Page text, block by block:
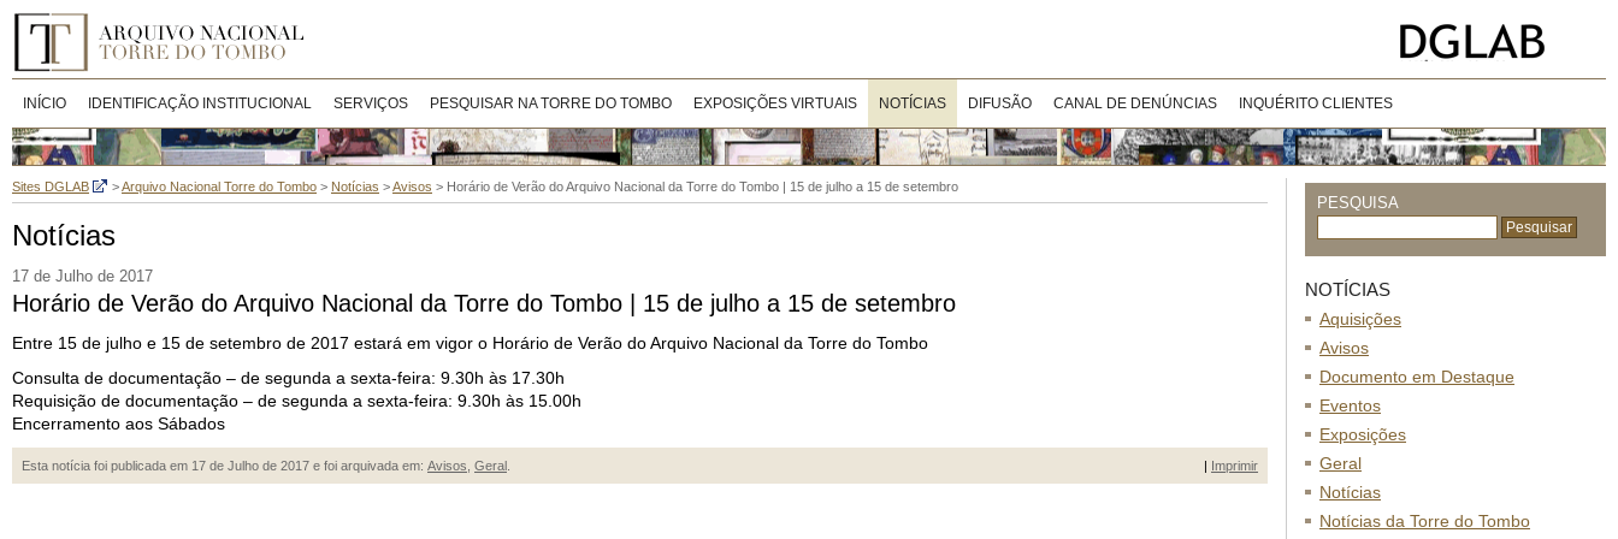
INÍCIO IDENTIFICAÇÃO INSTITUCIONAL SERVIÇOS PESQUISAR NA TORRE DO TOMBO EXPOSIÇÕES VIRTUAIS NOTÍCIAS DIFUSÃO CANAL DE DENÚNCIAS INQUÉRITO CLIENTES
Sites DGLAB >Arquivo Nacional Torre do Tombo > Notícias >Avisos > Horário de Verão do Arquivo Nacional da Torre do Tombo | 15 de julho a 15 de setembro
Notícias
17 de Julho de 2017
Horário de Verão do Arquivo Nacional da Torre do Tombo | 15 de julho a 15 de setembro
Entre 15 de julho e 15 de setembro de 2017 estará em vigor o Horário de Verão do Arquivo Nacional da Torre do Tombo
Consulta de documentação – de segunda a sexta-feira: 9.30h às 17.30h
Requisição de documentação – de segunda a sexta-feira: 9.30h às 15.00h
Encerramento aos Sábados
Esta notícia foi publicada em 17 de Julho de 2017 e foi arquivada em: Avisos Geral | Imprimir
PESQUISA
NOTÍCIAS
Aquisições
Avisos
Documento em Destaque
Eventos
Exposições
Geral
Notícias
Notícias da Torre do Tombo